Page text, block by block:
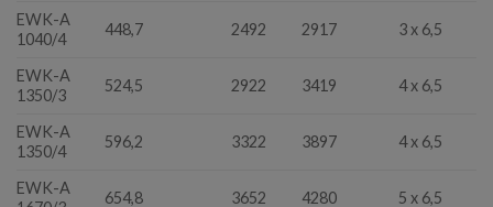
EWK-A
1040/4
448,7 2492 2917 3 x 6,5
EWK-A
1350/3
524,5 2922 3419 4 x 6,5
EWK-A
1350/4
596,2 3322 3897 4 x 6,5
EWK-A
654,8 3652 4280 5 x 6,5